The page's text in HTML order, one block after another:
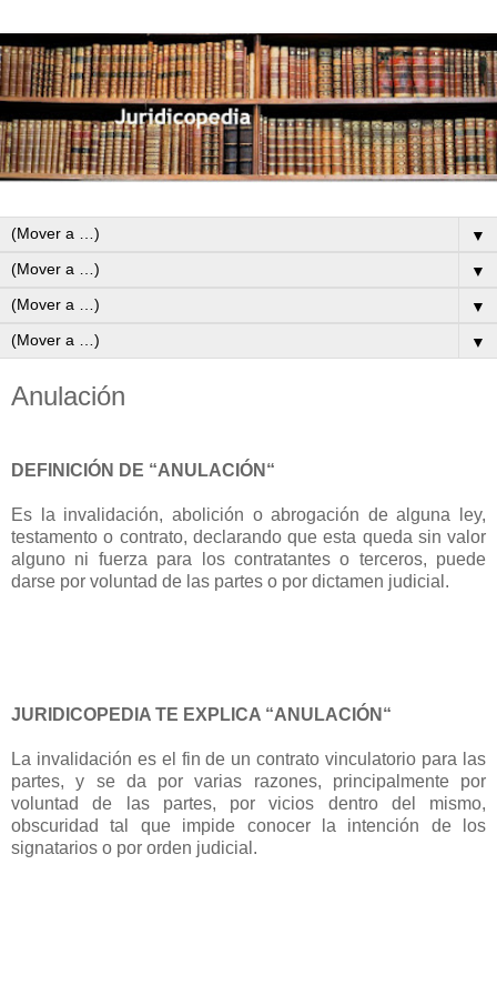
▼
▼
▼
▼
Anulación
DEFINICIÓN DE “ANULACIÓN“
Es la invalidación, abolición o abrogación de alguna ley,
testamento o contrato, declarando que esta queda sin valor
alguno ni fuerza para los contratantes o terceros, puede
darse por voluntad de las partes o por dictamen judicial.
JURIDICOPEDIA TE EXPLICA “ANULACIÓN“
La invalidación es el fin de un contrato vinculatorio para las
partes, y se da por varias razones, principalmente por
voluntad de las partes, por vicios dentro del mismo,
obscuridad tal que impide conocer la intención de los
signatarios o por orden judicial.